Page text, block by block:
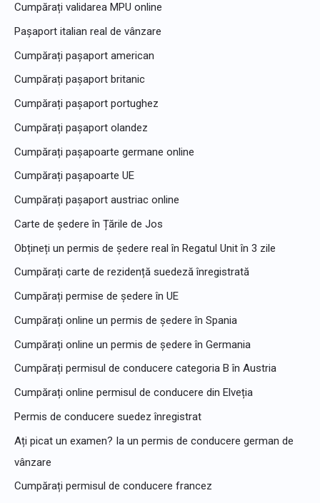
Cumpărați validarea MPU online
Pașaport italian real de vânzare
Cumpărați pașaport american
Cumpărați pașaport britanic
Cumpărați pașaport portughez
Cumpărați pașaport olandez
Cumpărați pașapoarte germane online
Cumpărați pașapoarte UE
Cumpărați pașaport austriac online
Carte de ședere în Țările de Jos
Obțineți un permis de ședere real în Regatul Unit în 3 zile
Cumpărați carte de rezidență suedeză înregistrată
Cumpărați permise de ședere în UE
Cumpărați online un permis de ședere în Spania
Cumpărați online un permis de ședere în Germania
Cumpărați permisul de conducere categoria B în Austria
Cumpărați online permisul de conducere din Elveția
Permis de conducere suedez înregistrat
Ați picat un examen? Ia un permis de conducere german de
vânzare
Cumpărați permisul de conducere francez